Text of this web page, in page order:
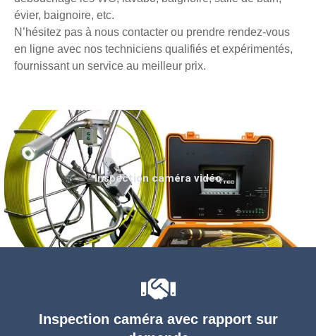
évier, baignoire, etc.
N’hésitez pas à nous contacter ou prendre rendez-vous
en ligne avec nos techniciens qualifiés et expérimentés,
fournissant un service au meilleur prix.
Inspection caméra avec rapport sur
Inspection caméra vidéo